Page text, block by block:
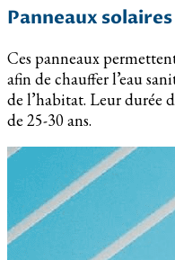
Panneaux
Ces panneaux
afin de chauffer l’eau
de l’habitat. Leur durée
de 25-30 ans.